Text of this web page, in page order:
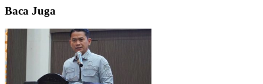
Baca Juga